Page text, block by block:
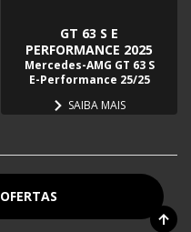
GT 63 S E
PERFORMANCE 2025
Mercedes-AMG GT 63 S
E-Performance 25/25
SAIBA MAIS